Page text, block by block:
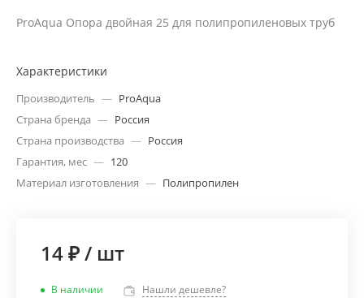
ProAqua Опора двойная 25 для полипропиленовых труб
Характеристики
Производитель — ProAqua
Страна бренда — Россия
Страна производства — Россия
Гарантия, мес — 120
Материал изготовления — Полипропилен
14 ₽/ шт
В наличии Нашли дешевле?